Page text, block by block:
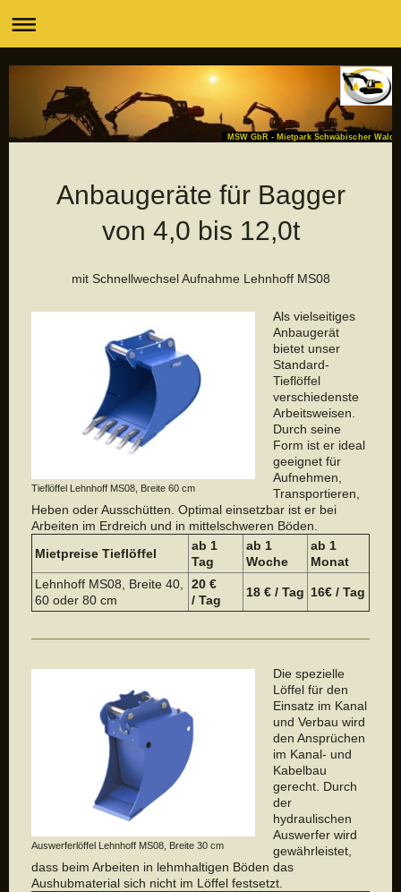
MSW GbR - Mietpark Schwäbischer Wald
Anbaugeräte für Bagger
von 4,0 bis 12,0t
mit Schnellwechsel Aufnahme Lehnhoff MS08
Tieflöffel Lehnhoff MS08, Breite 60 cm
Als vielseitiges
Anbaugerät
bietet unser
Standard-
Tieflöffel
verschiedenste
Arbeitsweisen.
Durch seine
Form ist er ideal
geeignet für
Aufnehmen,
Transportieren,
Heben oder Ausschütten. Optimal einsetzbar ist er bei
Arbeiten im Erdreich und in mittelschweren Böden.
Mietpreise Tieflöffel
ab 1
Tag
ab 1
Woche
ab 1
Monat
Lehnhoff MS08, Breite 40,
60 oder 80 cm
20 €
/ Tag
18 € / Tag 16€ / Tag
Auswerferlöffel Lehnhoff MS08, Breite 30 cm
Die spezielle
Löffel für den
Einsatz im Kanal
und Verbau wird
den Ansprüchen
im Kanal- und
Kabelbau
gerecht. Durch
der
hydraulischen
Auswerfer wird
gewährleistet,
dass beim Arbeiten in lehmhaltigen Böden das
Aushubmaterial sich nicht im Löffel festsetzt.